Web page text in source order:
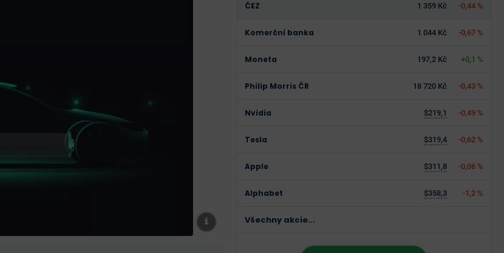
ČEZ 1 359 Kč -0,44 %
Komerční banka 1 044 Kč -0,67 %
Moneta 197,2 Kč +0,1 %
Philip Morris ČR 18 720 Kč -0,43 %
Nvidia $219,1 -0,49 %
Tesla $319,4 -0,62 %
Apple $311,8 -0,06 %
Alphabet $358,3 -1,2 %
Všechny akcie...